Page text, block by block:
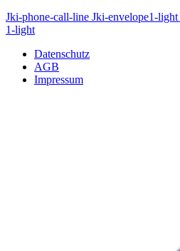
Jki-phone-call-line Jki-envelope1-light
1-light
Datenschutz
AGB
Impressum